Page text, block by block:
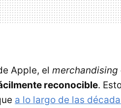
Apple, el merchandising
reconocible.
a lo largo de las